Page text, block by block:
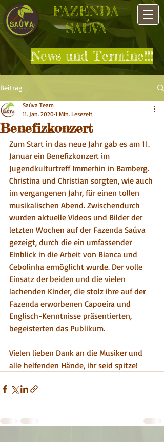
FAZENDA
SAÚVA
News und Termine!!!
Beitrag
Benefizkonzert
Saúva Team
11. Jan. 2020 1 Min. Lesezeit
Zum Start in das neue Jahr gab es am 11.
Januar ein Benefizkonzert im
Jugendkulturtreff Immerhin in Bamberg.
Christina und Christian sorgten, wie auch
im vergangenen Jahr, für einen tollen
musikalischen Abend. Zwischendurch
wurden aktuelle Videos und Bilder der
letzten Wochen auf der Fazenda Saúva
gezeigt, durch die ein umfassender
Einblick in die Arbeit von Bianca und
Cebolinha ermöglicht wurde. Der volle
Einsatz der beiden und die vielen
lachenden Kinder, die stolz ihre auf der
Fazenda erworbenen Capoeira und
Englisch-Kenntnisse präsentierten,
begeisterten das Publikum.
Vielen lieben Dank an die Musiker und
alle helfenden Hände, ihr seid spitze!